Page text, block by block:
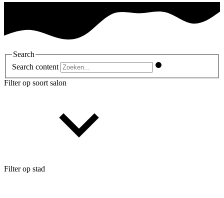
Search
Search content
Filter op soort salon
Filter op stad